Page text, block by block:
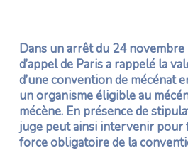
Dans un arrêt du 24 novembre
d’appel de Paris a rappelé la
d’une convention de mécénat
un organisme éligible au
mécène. En présence de
juge peut ainsi intervenir pour
force obligatoire de la